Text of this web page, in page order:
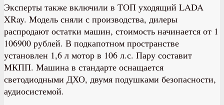
Эксперты также включили в ТОП уходящий LADA
XRay. Модель сняли с производства, дилеры
распродают остатки машин, стоимость начинается от 1
106900 рублей. В подкапотном пространстве
установлен 1,6 л мотор в 106 л.с. Пару составит
МКПП. Машина в стандарте оснащается
светодиодными ДХО, двумя подушками безопасности,
аудиосистемой.